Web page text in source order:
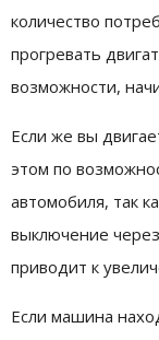
количество
прогревать
возможности,
Если же вы
этом по
автомобиля, так
выключение
приводит к
Если машина